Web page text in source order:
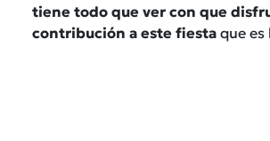
tiene todo que ver con que
contribución a este fiesta que es